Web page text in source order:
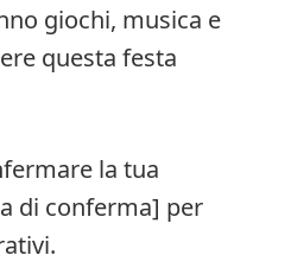
giochi, musica e
questa festa
la tua
di conferma] per